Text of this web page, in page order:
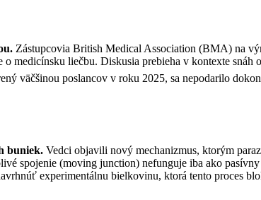
Zástupcovia British Medical Association (BMA) na
medicínsku liečbu. Diskusia prebieha v kontexte
väčšinou poslancov v roku 2025, sa nepodarilo
buniek. Vedci objavili nový mechanizmus, ktorým
spojenie (moving junction) nefunguje iba ako
experimentálnu bielkovinu, ktorá tento proces